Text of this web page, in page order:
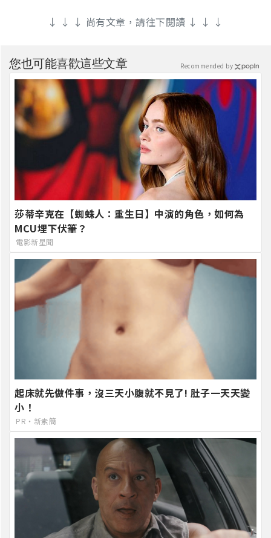
↓ ↓ ↓ 尚有文章，請往下閱讀 ↓ ↓ ↓
您也可能喜歡這些文章
莎蒂辛克在【蜘蛛人：重生日】中演的角色，如何為
MCU埋下伏筆？
電影新星聞
起床就先做件事，沒三天小腹就不見了! 肚子一天天變
小！
PR・新素簡
Recommended by